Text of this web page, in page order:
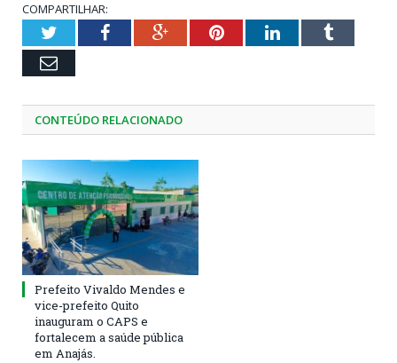
COMPARTILHAR:
TwitterFacebookGoogle+PinterestLinkedInTumblr
Email
CONTEÚDO RELACIONADO
Prefeito Vivaldo Mendes e
vice-prefeito Quito
inauguram o CAPS e
fortalecem a saúde pública
em Anajás.